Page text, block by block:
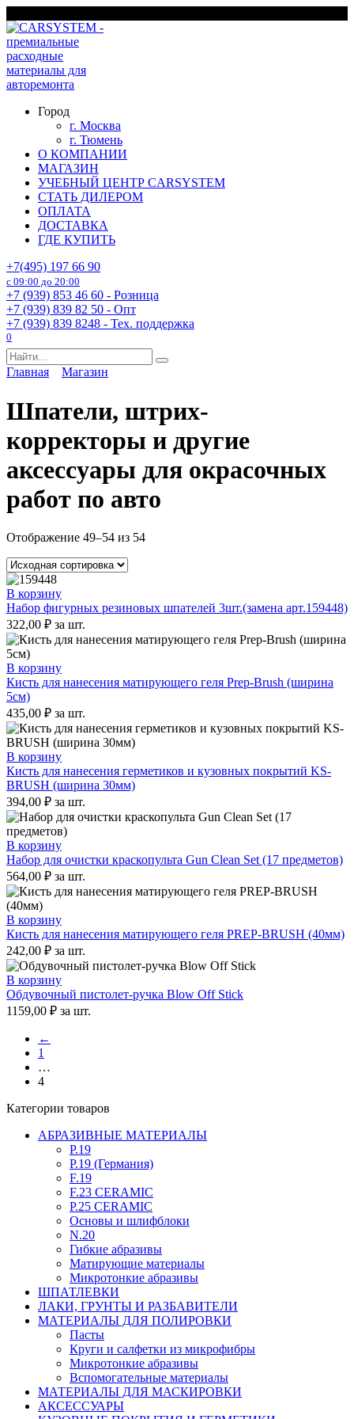
к
содержанию
Город
г. Москва
г. Тюмень
О КОМПАНИИ
МАГАЗИН
УЧЕБНЫЙ ЦЕНТР CARSYSTEM
СТАТЬ ДИЛЕРОМ
ОПЛАТА
ДОСТАВКА
ГДЕ КУПИТЬ
+7(495) 197 66 90
с 09:00 до 20:00
+7 (939) 853 46 60 - Розница
+7 (939) 839 82 50 - Опт
+7 (939) 839 8248 - Тех. поддержка
0
Search
for:
Главная Магазин
Шпатели, штрих-
корректоры и другие
аксессуары для окрасочных
работ по авто
Отображение 49–54 из 54
В корзину
Набор фигурных резиновых шпателей 3шт.(замена арт.159448)
322,00 ₽ за шт.
В корзину
Кисть для нанесения матирующего геля Prep-Brush (ширина
5см)
435,00 ₽ за шт.
В корзину
Кисть для нанесения герметиков и кузовных покрытий KS-
BRUSH (ширина 30мм)
394,00 ₽ за шт.
В корзину
Набор для очистки краскопульта Gun Clean Set (17 предметов)
564,00 ₽ за шт.
В корзину
Кисть для нанесения матирующего геля PREP-BRUSH (40мм)
242,00 ₽ за шт.
В корзину
Обдувочный пистолет-ручка Blow Off Stick
1159,00 ₽ за шт.
←
1
…
4
Категории товаров
АБРАЗИВНЫЕ МАТЕРИАЛЫ
P.19
P.19 (Германия)
F.19
F.23 CERAMIC
P.25 CERAMIC
Основы и шлифблоки
N.20
Гибкие абразивы
Матирующие материалы
Микротонкие абразивы
ШПАТЛЕВКИ
ЛАКИ, ГРУНТЫ И РАЗБАВИТЕЛИ
МАТЕРИАЛЫ ДЛЯ ПОЛИРОВКИ
Пасты
Круги и салфетки из микрофибры
Микротонкие абразивы
Вспомогательные материалы
МАТЕРИАЛЫ ДЛЯ МАСКИРОВКИ
АКСЕССУАРЫ